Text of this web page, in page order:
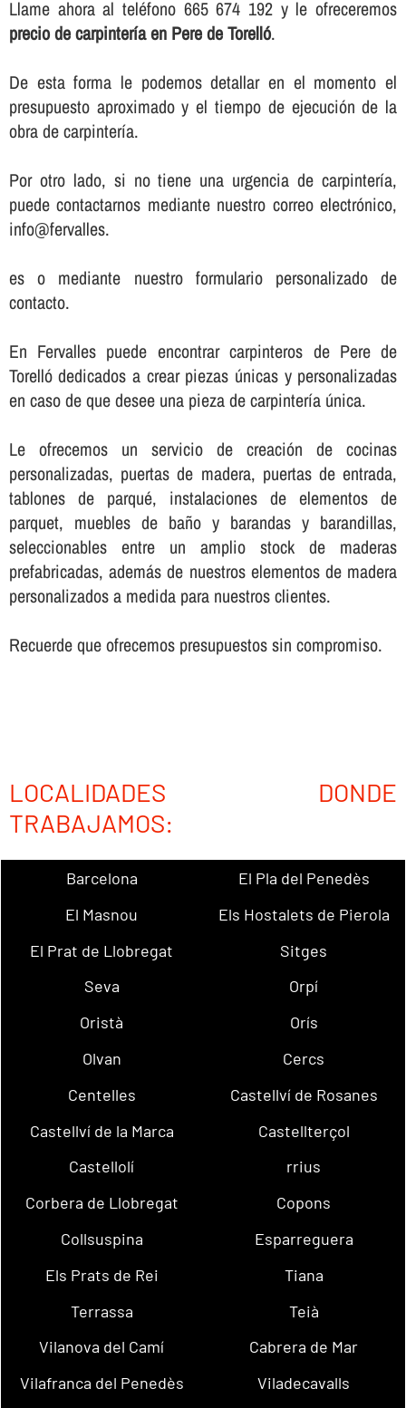
Llame ahora al teléfono 665 674 192 y le ofreceremos
precio de carpinterí­a en Pere de Torelló.
De esta forma le podemos detallar en el momento el
presupuesto aproximado y el tiempo de ejecución de la
obra de carpinterí­a.
Por otro lado, si no tiene una urgencia de carpinterí­a,
puede contactarnos mediante nuestro correo electrónico,
info@fervalles.
es o mediante nuestro formulario personalizado de
contacto.
En Fervalles puede encontrar carpinteros de Pere de
Torelló dedicados a crear piezas únicas y personalizadas
en caso de que desee una pieza de carpinterí­a única.
Le ofrecemos un servicio de creación de cocinas
personalizadas, puertas de madera, puertas de entrada,
tablones de parqué, instalaciones de elementos de
parquet, muebles de baño y barandas y barandillas,
seleccionables entre un amplio stock de maderas
prefabricadas, además de nuestros elementos de madera
personalizados a medida para nuestros clientes.
Recuerde que ofrecemos presupuestos sin compromiso.
LOCALIDADES DONDE
TRABAJAMOS:
Barcelona
El Pla del Penedès
El Masnou
Els Hostalets de Pierola
El Prat de Llobregat
Sitges
Seva
Orpí
Oristà
Orís
Olvan
Cercs
Centelles
Castellví de Rosanes
Castellví de la Marca
Castellterçol
Castellolí
rrius
Corbera de Llobregat
Copons
Collsuspina
Esparreguera
Els Prats de Rei
Tiana
Terrassa
Teià
Vilanova del Camí
Cabrera de Mar
Vilafranca del Penedès
Viladecavalls